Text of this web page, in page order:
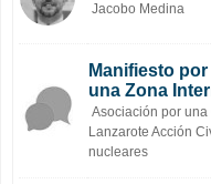
Jacobo Medina
Manifiesto
una Zona
Asociación por
Lanzarote Acción
nucleares